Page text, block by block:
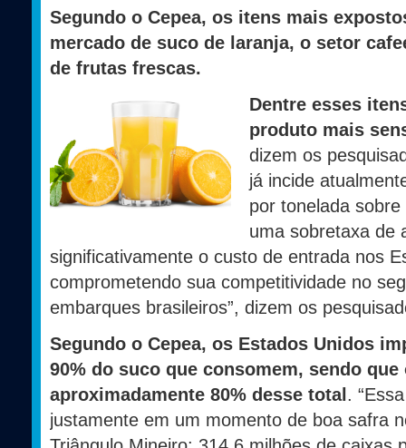
Segundo o Cepea, os itens mais
mercado de suco de laranja, o setor
de frutas frescas.
Dentre esses
produto mais
dizem os
já incide
por tonelada
uma sobretaxa de
significativamente o custo de entrada nos
comprometendo sua competitividade no
embarques brasileiros”, dizem os
Segundo o Cepea, os Estados Unidos
90% do suco que consomem, sendo
aproximadamente 80% desse total .
justamente em um momento de boa safra